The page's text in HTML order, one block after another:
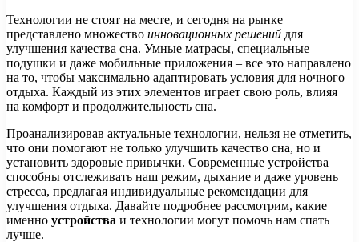
Технологии не стоят на месте, и сегодня на рынке
представлено множество инновационных решений для
улучшения качества сна. Умные матрасы, специальные
подушки и даже мобильные приложения – все это направлено
на то, чтобы максимально адаптировать условия для ночного
отдыха. Каждый из этих элементов играет свою роль, влияя
на комфорт и продолжительность сна.
Проанализировав актуальные технологии, нельзя не отметить,
что они помогают не только улучшить качество сна, но и
установить здоровые привычки. Современные устройства
способны отслеживать наш режим, дыхание и даже уровень
стресса, предлагая индивидуальные рекомендации для
улучшения отдыха. Давайте подробнее рассмотрим, какие
именно устройства и технологии могут помочь нам спать
лучше.